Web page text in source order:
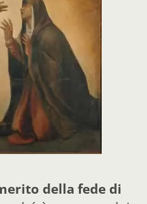
della fede di